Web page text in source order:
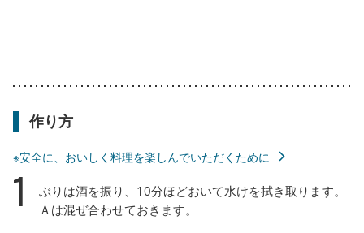
作り方
※安全に、おいしく料理を楽しんでいただくために
1
ぶりは酒を振り、10分ほどおいて水けを拭き取ります。
Ａは混ぜ合わせておきます。